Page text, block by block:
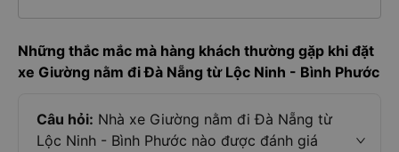
Những thắc mắc mà hàng khách thường gặp khi đặt
xe Giường nằm đi Đà Nẵng từ Lộc Ninh - Bình Phước
Câu hỏi: Nhà xe Giường nằm đi Đà Nẵng từ
Lộc Ninh - Bình Phước nào được đánh giá